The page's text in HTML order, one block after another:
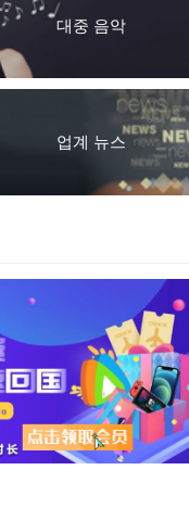
대중 음악
업계 뉴스